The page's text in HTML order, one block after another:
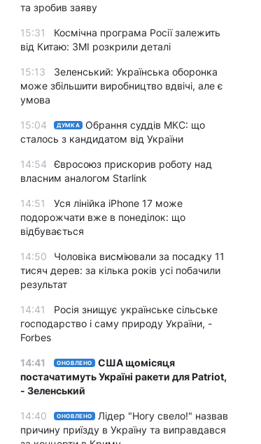
та зробив заяву
15:31
Космічна програма Росії залежить
від Китаю: ЗМІ розкрили деталі
15:13
Зеленський: Українська оборонка
може збільшити виробництво вдвічі, але є
умова
15:04 ДУМКА
Обрання суддів МКС: що
сталось з кандидатом від України
14:54
Євросоюз прискорив роботу над
власним аналогом Starlink
14:51
Уся лінійка iPhone 17 може
подорожчати вже в понеділок: що
відбувається
14:50
Чоловіка висміювали за посадку 11
тисяч дерев: за кілька років усі побачили
результат
14:41
Росія знищує українське сільське
господарство і саму природу України, -
Forbes
14:41 ОНОВЛЕНО
США щомісяця
постачатимуть Україні ракети для Patriot,
- Зеленський
14:40 ОНОВЛЕНО
Лідер "Ногу свело!" назвав
причину приїзду в Україну та виправдався